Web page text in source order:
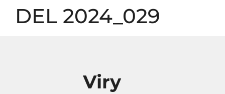
DEL 2024_029